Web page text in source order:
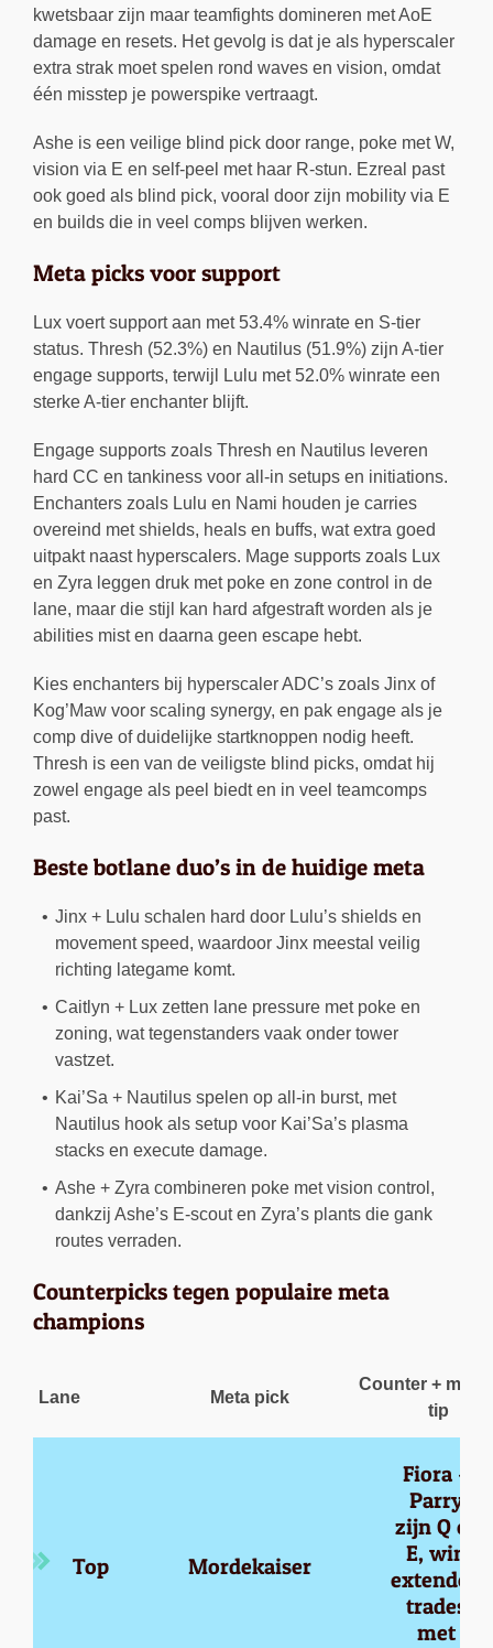
kwetsbaar zijn maar teamfights domineren met AoE
damage en resets. Het gevolg is dat je als hyperscaler
extra strak moet spelen rond waves en vision, omdat
één misstep je powerspike vertraagt.
Ashe is een veilige blind pick door range, poke met W,
vision via E en self-peel met haar R-stun. Ezreal past
ook goed als blind pick, vooral door zijn mobility via E
en builds die in veel comps blijven werken.
Meta picks voor support
Lux voert support aan met 53.4% winrate en S-tier
status. Thresh (52.3%) en Nautilus (51.9%) zijn A-tier
engage supports, terwijl Lulu met 52.0% winrate een
sterke A-tier enchanter blijft.
Engage supports zoals Thresh en Nautilus leveren
hard CC en tankiness voor all-in setups en initiations.
Enchanters zoals Lulu en Nami houden je carries
overeind met shields, heals en buffs, wat extra goed
uitpakt naast hyperscalers. Mage supports zoals Lux
en Zyra leggen druk met poke en zone control in de
lane, maar die stijl kan hard afgestraft worden als je
abilities mist en daarna geen escape hebt.
Kies enchanters bij hyperscaler ADC’s zoals Jinx of
Kog’Maw voor scaling synergy, en pak engage als je
comp dive of duidelijke startknoppen nodig heeft.
Thresh is een van de veiligste blind picks, omdat hij
zowel engage als peel biedt en in veel teamcomps
past.
Beste botlane duo’s in de huidige meta
Jinx + Lulu schalen hard door Lulu’s shields en
movement speed, waardoor Jinx meestal veilig
richting lategame komt.
Caitlyn + Lux zetten lane pressure met poke en
zoning, wat tegenstanders vaak onder tower
vastzet.
Kai’Sa + Nautilus spelen op all-in burst, met
Nautilus hook als setup voor Kai’Sa’s plasma
stacks en execute damage.
Ashe + Zyra combineren poke met vision control,
dankzij Ashe’s E-scout en Zyra’s plants die gank
routes verraden.
Counterpicks tegen populaire meta
champions
Lane Meta pick
Counter +
tip
Top Mordekaiser
Fiora –
Parry
zijn Q of
E, win
extended
trades
met